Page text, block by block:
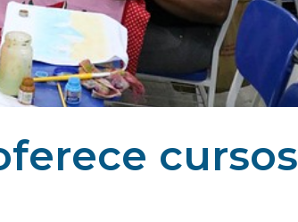
cursos